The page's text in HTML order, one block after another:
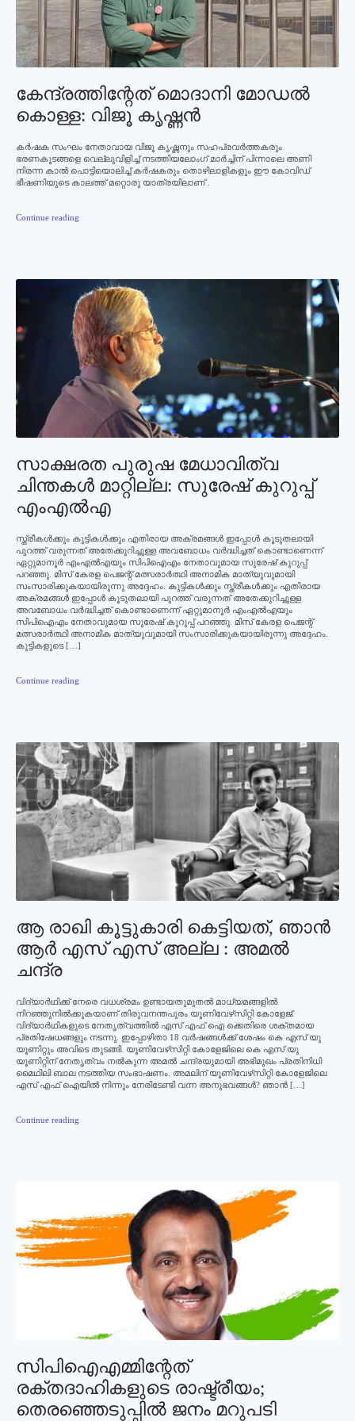
കേന്ദ്രത്തിന്റേത്‌ മൊദാനി മോഡൽ
കൊള്ള: വിജൂ കൃഷ്ണന്‍
കര്‍ഷക സംഘം നേതാവായ വിജൂ കൃഷ്ണനും സഹപ്രവര്‍ത്തകരും
ഭരണകൂടങ്ങളെ വെല്ലുവിളിച്ച് നടത്തിയലോംഗ് മാർച്ചിന് പിന്നാലെ അണി
നിരന്ന കാൽ പൊട്ടിയൊലിച്ച് കർഷകരും തൊഴിലാളികളും ഈ കോവിഡ്
ഭീഷണിയുടെ കാലത്ത് മറ്റൊരു യാത്രയിലാണ് .
Continue reading
സാക്ഷരത പുരുഷ മേധാവിത്വ
ചിന്തകള്‍ മാറ്റില്ല: സുരേഷ് കുറുപ്പ്
എംഎല്‍എ
സ്ത്രീകള്‍ക്കും കുട്ടികള്‍ക്കും എതിരായ അക്രമങ്ങള്‍ ഇപ്പോള്‍ കൂടുതലായി
പുറത്ത് വരുന്നത് അതേക്കുറിച്ചുള്ള അവബോധം വര്‍ദ്ധിച്ചത് കൊണ്ടാണെന്ന്
ഏറ്റുമാനൂര്‍ എംഎല്‍എയും സിപിഐഎം നേതാവുമായ സുരേഷ് കുറുപ്പ്
പറഞ്ഞു. മിസ് കേരള പെജന്റ് മത്സരാര്‍ത്ഥി അനാമിക മാത്യുവുമായി
സംസാരിക്കുകയായിരുന്നു അദ്ദേഹം. കുട്ടികള്‍ക്കും സ്ത്രീകള്‍ക്കും എതിരായ
അക്രമങ്ങള്‍ ഇപ്പോള്‍ കൂടുതലായി പുറത്ത് വരുന്നത് അതേക്കുറിച്ചുള്ള
അവബോധം വര്‍ദ്ധിച്ചത് കൊണ്ടാണെന്ന് ഏറ്റുമാനൂര്‍ എംഎല്‍എയും
സിപിഐഎം നേതാവുമായ സുരേഷ് കുറുപ്പ് പറഞ്ഞു. മിസ് കേരള പെജന്റ്
മത്സരാര്‍ത്ഥി അനാമിക മാത്യുവുമായി സംസാരിക്കുകയായിരുന്നു അദ്ദേഹം.
കുട്ടികളുടെ […]
Continue reading
ആ രാഖി കൂട്ടുകാരി കെട്ടിയത്, ഞാന്‍
ആര്‍ എസ് എസ് അല്ല : അമല്‍
ചന്ദ്ര
വിദ്യാര്‍ഥിക്ക് നേരെ വധശ്രമം ഉണ്ടായതുമുതല്‍ മാധ്യമങ്ങളില്‍
നിറഞ്ഞുനില്‍ക്കുകയാണ് തിരുവനന്തപുരം യൂണിവേഴ്‌സിറ്റി കോളേജ്.
വിദ്യാര്‍ഥികളുടെ നേതൃത്വത്തില്‍ എസ് എഫ് ഐ ക്കെതിരെ ശക്തമായ
പ്രതിഷേധങ്ങളും നടന്നു. ഇപ്പോഴിതാ 18 വര്‍ഷങ്ങള്‍ക്ക് ശേഷം കെ എസ് യു
യൂണിറ്റും അവിടെ തുടങ്ങി. യൂണിവേഴ്‌സിറ്റി കോളേജിലെ കെ എസ് യു
യൂണിറ്റിന് നേതൃത്വം നല്‍കുന്ന അമല്‍ ചന്ദ്രയുമായി അഭിമുഖം പ്രതിനിധി
മൈഥിലി ബാല നടത്തിയ സംഭാഷണം. അമലിന് യൂണിവേഴ്‌സിറ്റി കോളേജിലെ
എസ് എഫ് ഐയില്‍ നിന്നും നേരിടേണ്ടി വന്ന അനുഭവങ്ങള്‍? ഞാന്‍ […]
Continue reading
സിപിഐഎമ്മിന്റേത്
രക്തദാഹികളുടെ രാഷ്ട്രീയം;
തെരഞ്ഞെടുപ്പില്‍ ജനം മറുപടി